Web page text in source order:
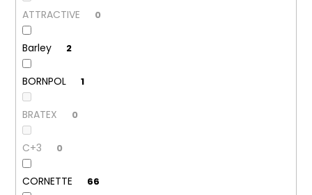
ATTRACTIVE 0
Barley 2
BORNPOL 1
BRATEX 0
C+3 0
CORNETTE 66